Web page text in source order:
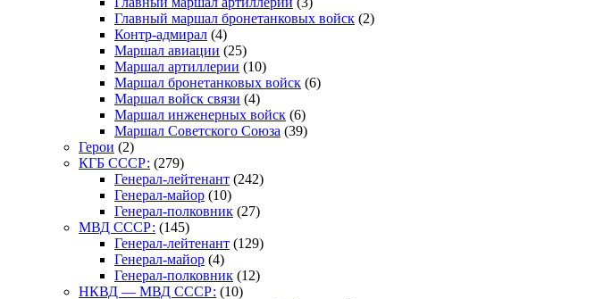
Главный маршал бронетанковых войск (2)
Контр-адмирал (4)
Маршал авиации (25)
Маршал артиллерии (10)
Маршал бронетанковых войск (6)
Маршал войск связи (4)
Маршал инженерных войск (6)
Маршал Советского Союза (39)
Герои (2)
КГБ СССР: (279)
Генерал-лейтенант (242)
Генерал-майор (10)
Генерал-полковник (27)
МВД СССР: (145)
Генерал-лейтенант (129)
Генерал-майор (4)
Генерал-полковник (12)
НКВД — МВД СССР: (10)